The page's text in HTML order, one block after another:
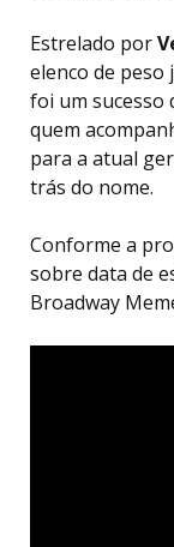
Estrelado por
elenco de peso
foi um sucesso
quem
para a atual
trás do nome.
Conforme a
sobre data de
Broadway